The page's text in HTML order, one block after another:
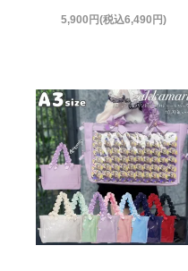
5,900円(税込6,490円)